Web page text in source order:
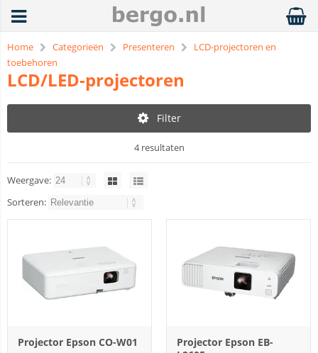
Home Categorieën Presenteren
LCD-projectoren en
toebehoren
LCD/LED-projectoren
Filter
4 resultaten
Weergave:
Sorteren:
Projector Epson CO-W01
Projector Epson EB-